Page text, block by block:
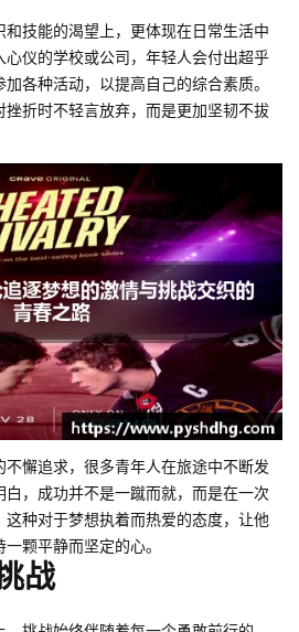
技能的渴望上，更体现在日常生活中
仪的学校或公司，年轻人会付出超乎
各种活动，以提高自己的综合素质。
折时不轻言放弃，而是更加坚韧不拔
懈追求，很多青年人在旅途中不断发
，成功并不是一蹴而就，而是在一次
种对于梦想执着而热爱的态度，让他
颗平静而坚定的心。
战